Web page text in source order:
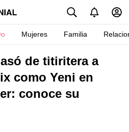
Mujeres Familia
de titiritera a
como Yeni en
conoce su